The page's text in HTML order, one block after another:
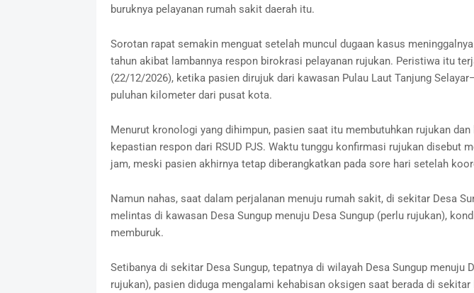
buruknya pelayanan rumah sakit daerah itu.
Sorotan rapat semakin menguat setelah muncul dugaan kasus
tahun akibat lambannya respon birokrasi pelayanan rujukan. Peristiwa itu
(22/12/2026), ketika pasien dirujuk dari kawasan Pulau Laut Tanjung
puluhan kilometer dari pusat kota.
Menurut kronologi yang dihimpun, pasien saat itu membutuhkan rujukan dan
kepastian respon dari RSUD PJS. Waktu tunggu konfirmasi rujukan disebut
jam, meski pasien akhirnya tetap diberangkatkan pada sore hari setelah
Namun nahas, saat dalam perjalanan menuju rumah sakit, di sekitar Desa
melintas di kawasan Desa Sungup menuju Desa Sungup (perlu rujukan),
memburuk.
Setibanya di sekitar Desa Sungup, tepatnya di wilayah Desa Sungup menuju
rujukan), pasien diduga mengalami kehabisan oksigen saat berada di sekitar